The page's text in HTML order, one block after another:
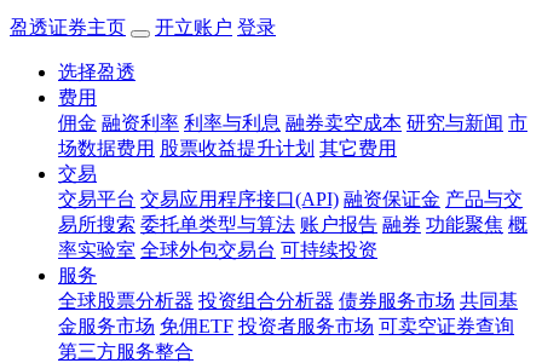
盈透证券主页 开立账户 登录
选择盈透
费用
佣金 融资利率 利率与利息 融券卖空成本 研究与新闻 市
场数据费用 股票收益提升计划 其它费用
交易
交易平台 交易应用程序接口(API) 融资保证金 产品与交
易所搜索 委托单类型与算法 账户报告 融券 功能聚焦 概
率实验室 全球外包交易台 可持续投资
服务
全球股票分析器 投资组合分析器 债券服务市场 共同基
金服务市场 免佣ETF 投资者服务市场 可卖空证券查询
第三方服务整合